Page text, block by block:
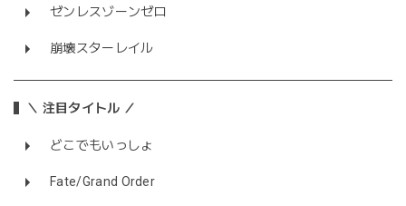
ゼンレスゾーンゼロ
崩壊スターレイル
＼ 注目タイトル ／
どこでもいっしょ
Fate/Grand Order